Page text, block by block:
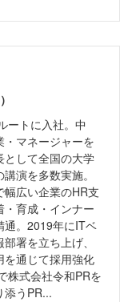
ートに入社。中
マネージャーを
として全国の大学
演を多数実施。
広い企業のHR支
育成・インナー
通。2019年にITベ
署を立ち上げ、
を通じて採用強化
株式会社令和PRを
添うPR...